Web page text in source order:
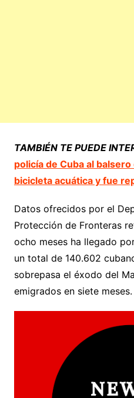
TAMBIÉN TE PUEDE
policía de Cuba al balsero
bicicleta acuática y fue
Datos ofrecidos por el
Protección de Fronteras
ocho meses ha llegado
un total de 140.602
sobrepasa el éxodo del
emigrados en siete meses.